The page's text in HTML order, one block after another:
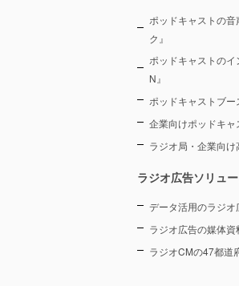
ポッドキャストの
ク』
ポッドキャストの
N』
ポッドキャストブー
企業向けポッドキ
ラジオ局・企業向
ラジオ広告ソリュ
データ活用のラジオ
ラジオ広告の媒体資
ラジオCMの47都道